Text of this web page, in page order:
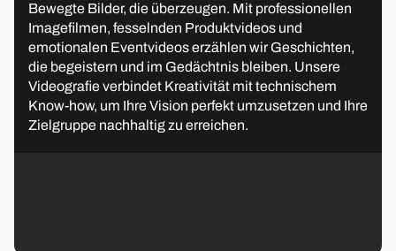
Bewegte Bilder, die überzeugen. Mit professionellen
Imagefilmen, fesselnden Produktvideos und
emotionalen Eventvideos erzählen wir Geschichten,
die begeistern und im Gedächtnis bleiben. Unsere
Videografie verbindet Kreativität mit technischem
Know-how, um Ihre Vision perfekt umzusetzen und Ihre
Zielgruppe nachhaltig zu erreichen.